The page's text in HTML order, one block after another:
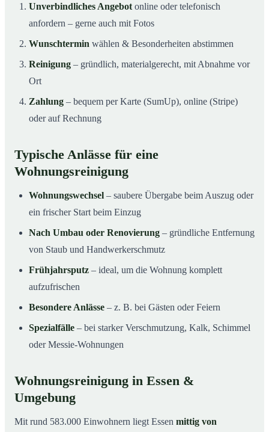
Unverbindliches Angebot online oder telefonisch
anfordern – gerne auch mit Fotos
Wunschtermin wählen & Besonderheiten abstimmen
Reinigung – gründlich, materialgerecht, mit Abnahme vor
Ort
Zahlung – bequem per Karte (SumUp), online (Stripe)
oder auf Rechnung
Typische Anlässe für eine
Wohnungsreinigung
Wohnungswechsel – saubere Übergabe beim Auszug oder
ein frischer Start beim Einzug
Nach Umbau oder Renovierung – gründliche Entfernung
von Staub und Handwerkerschmutz
Frühjahrsputz – ideal, um die Wohnung komplett
aufzufrischen
Besondere Anlässe – z. B. bei Gästen oder Feiern
Spezialfälle – bei starker Verschmutzung, Kalk, Schimmel
oder Messie-Wohnungen
Wohnungsreinigung in Essen &
Umgebung
Mit rund 583.000 Einwohnern liegt Essen mittig von